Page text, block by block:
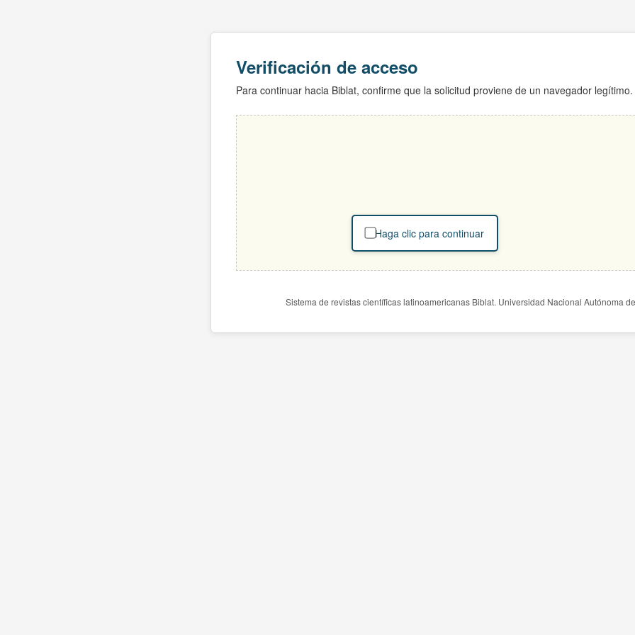
Verificación de acceso
Para continuar hacia Biblat, confirme que la solicitud proviene de un navegador legítimo.
Haga clic para continuar
Sistema de revistas científicas latinoamericanas Biblat. Universidad Nacional Autónoma